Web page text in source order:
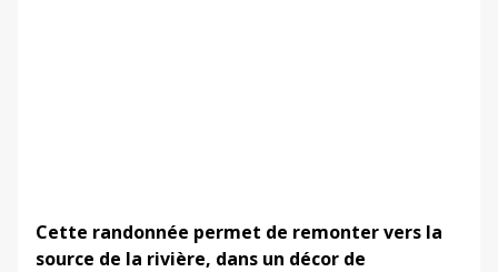
Cette randonnée permet de remonter vers la
source de la rivière, dans un décor de